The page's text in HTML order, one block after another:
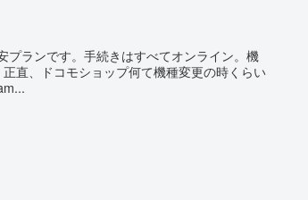
ランです。手続きはすべてオンライン。機
直、ドコモショップ何て機種変更の時くらい